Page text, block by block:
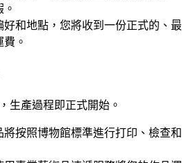
好和地點，您將收到一份正式的、最
。
生產過程即正式開始。
將按照博物館標準進行打印、檢查和